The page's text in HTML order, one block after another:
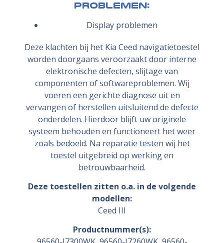
problemen:
Display problemen
Deze klachten bij het Kia Ceed navigatietoestel
worden doorgaans veroorzaakt door interne
elektronische defecten, slijtage van
componenten of softwareproblemen. Wij
voeren een gerichte diagnose uit en
vervangen of herstellen uitsluitend de defecte
onderdelen. Hierdoor blijft uw originele
systeem behouden en functioneert het weer
zoals bedoeld. Na reparatie testen wij het
toestel uitgebreid op werking en
betrouwbaarheid.
Deze toestellen zitten o.a. in de volgende
modellen:
Ceed III
Productnummer(s):